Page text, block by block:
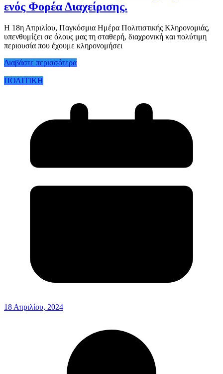
ενός Φορέα Διαχείρισης.
Η 18η Απριλίου, Παγκόσμια Ημέρα Πολιτιστικής Κληρονομιάς,
υπενθυμίζει σε όλους μας τη σταθερή, διαχρονική και πολύτιμη
περιουσία που έχουμε κληρονομήσει
Διαβάστε περισσότερα
ΠΟΛΙΤΙΚΗ
18 Απριλίου, 2024